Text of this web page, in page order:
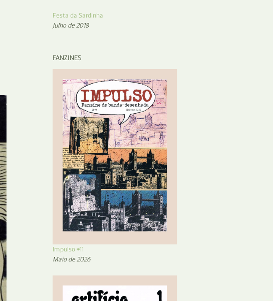
Festa da Sardinha
Julho de 2018
FANZINES
Impulso #11
Maio de 2026